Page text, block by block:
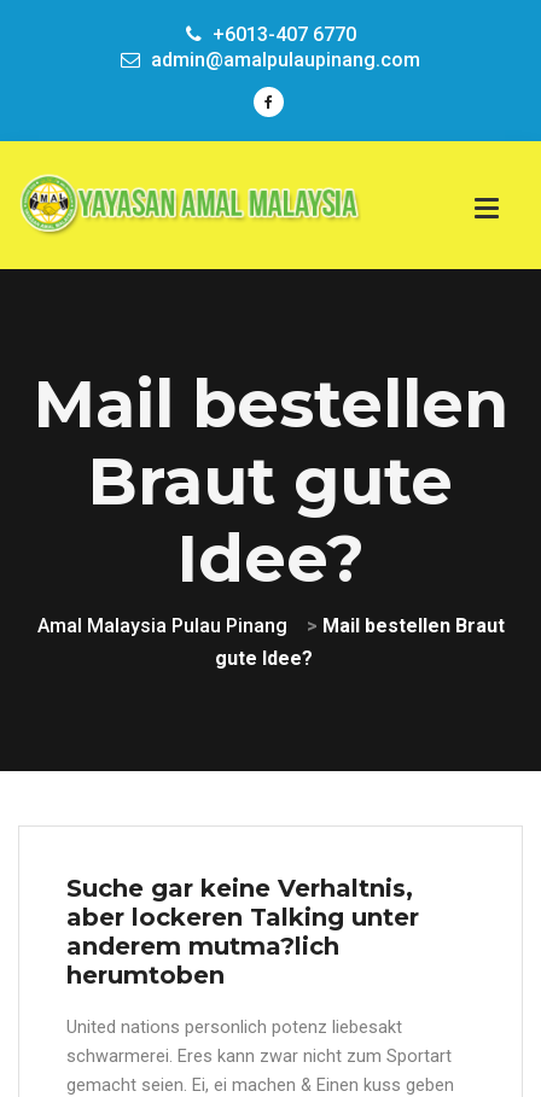
+6013-407 6770
admin@amalpulaupinang.com
Mail bestellen
Braut gute
Idee?
Amal Malaysia Pulau Pinang > Mail bestellen Braut
gute Idee?
Suche gar keine Verhaltnis,
aber lockeren Talking unter
anderem mutma?lich
herumtoben
United nations personlich potenz liebesakt
schwarmerei. Eres kann zwar nicht zum Sportart
gemacht seien. Ei, ei machen & Einen kuss geben